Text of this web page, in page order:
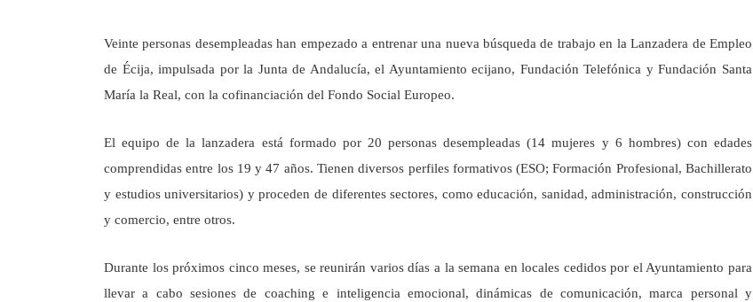
Veinte personas desempleadas han empezado a entrenar una nueva búsqueda de trabajo en la Lanzadera de Empleo
de Écija, impulsada por la Junta de Andalucía, el Ayuntamiento ecijano, Fundación Telefónica y Fundación Santa
María la Real, con la cofinanciación del Fondo Social Europeo.
El equipo de la lanzadera está formado por 20 personas desempleadas (14 mujeres y 6 hombres) con edades
comprendidas entre los 19 y 47 años. Tienen diversos perfiles formativos (ESO; Formación Profesional, Bachillerato
y estudios universitarios) y proceden de diferentes sectores, como educación, sanidad, administración, construcción
y comercio, entre otros.
Durante los próximos cinco meses, se reunirán varios días a la semana en locales cedidos por el Ayuntamiento para
llevar a cabo sesiones de coaching e inteligencia emocional, dinámicas de comunicación, marca personal y